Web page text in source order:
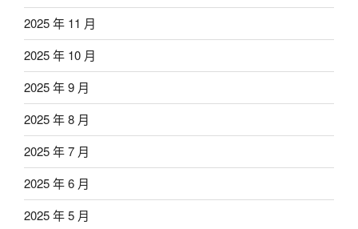
2025 年 11 月
2025 年 10 月
2025 年 9 月
2025 年 8 月
2025 年 7 月
2025 年 6 月
2025 年 5 月